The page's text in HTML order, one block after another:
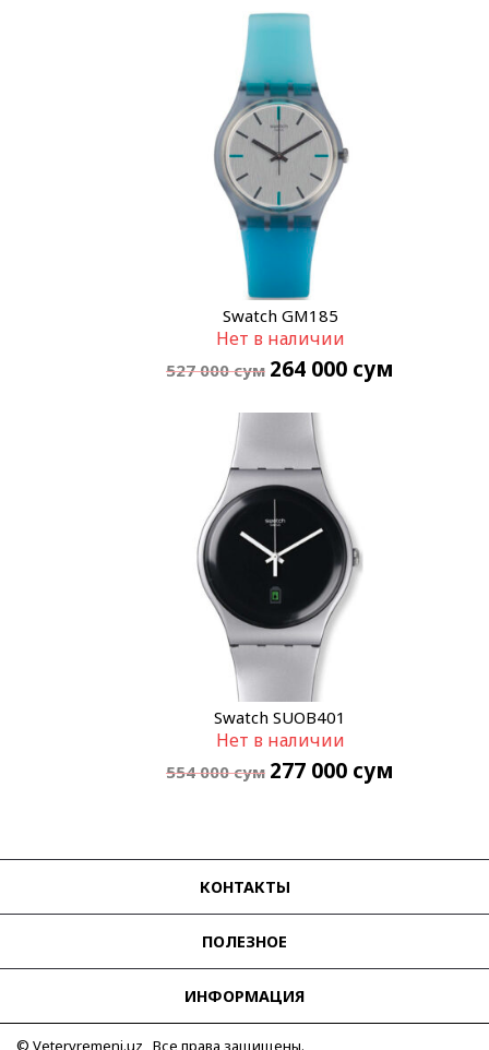
Swatch GM185
Нет в наличии
527 000сум 264 000 сум
Swatch SUOB401
Нет в наличии
554 000сум 277 000 сум
КОНТАКТЫ
ПОЛЕЗНОЕ
ИНФОРМАЦИЯ
© Vetervremeni.uz Все права защищены.